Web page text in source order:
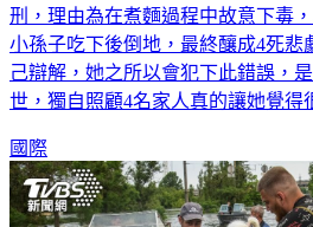
刑，理由為在煮麵過程中故意下毒
小孫子吃下後倒地，最終釀成4死悲
己辯解，她之所以會犯下此錯誤，
世，獨自照顧4名家人真的讓她覺得
國際